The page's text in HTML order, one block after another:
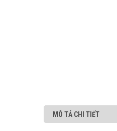
MÔ TẢ CHI TIẾT